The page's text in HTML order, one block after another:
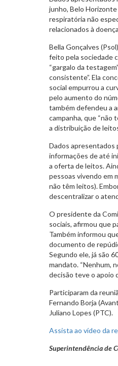
junho, Belo
respiratória não
relacionados à
Bella Gonçalves
feito pela sociedade
“gargalo da
consistente”. Ela
social empurrou a
pelo aumento do
também defendeu a
campanha, que “não
a distribuição de
Dados apresentados
informações de até
a oferta de leitos.
pessoas vivendo em
não têm leitos).
descentralizar o
O presidente da
sociais, afirmou que
Também informou
documento de
Segundo ele, já são
mandato. “Nenhum,
decisão teve o apoio
Participaram da
Fernando Borja
Juliano Lopes (PTC).
Assista ao vídeo da
Superintendência de